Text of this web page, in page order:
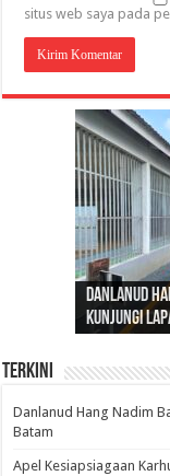
situs web saya pada
Danlanud
Kunjungi
Silaturahmi
Jambi
Gubernur Al
Edukasi
Penerus
Gubernur Al
Cepat
Penuhi
Sosok
Nusantara:
dengan
Terkini
Danlanud Hang Nadim
Batam
Apel Kesiapsiagaan